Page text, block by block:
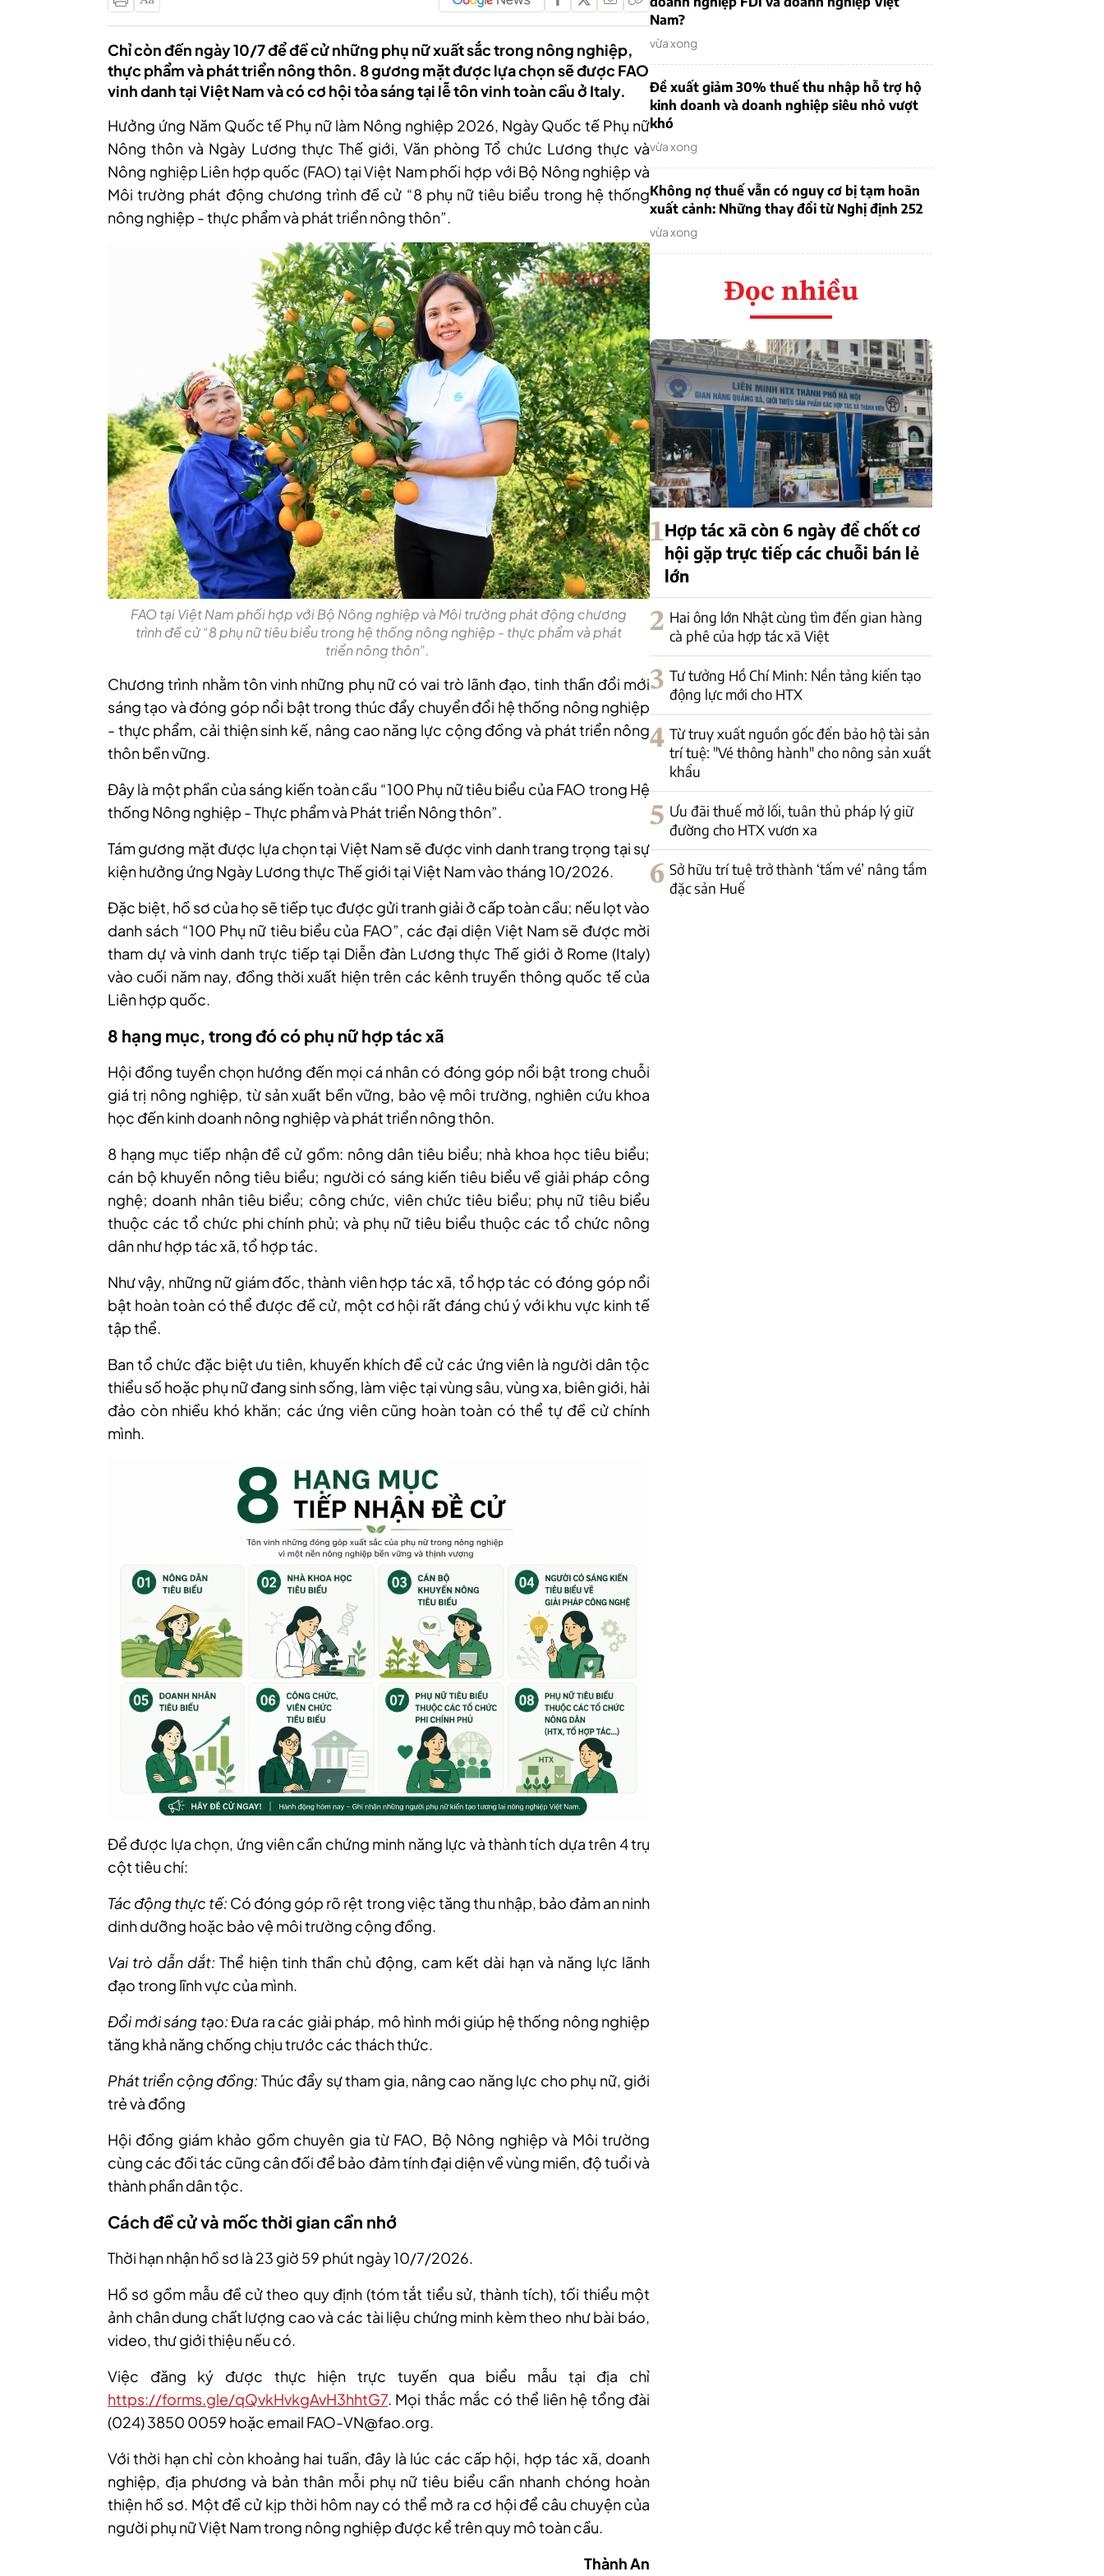
Chỉ còn đến ngày 10/7 để đề cử những phụ nữ xuất sắc trong nông nghiệp,
thực phẩm và phát triển nông thôn. 8 gương mặt được lựa chọn sẽ được FAO
vinh danh tại Việt Nam và có cơ hội tỏa sáng tại lễ tôn vinh toàn cầu ở Italy.
Hưởng ứng Năm Quốc tế Phụ nữ làm Nông nghiệp 2026, Ngày Quốc tế Phụ nữ
Nông thôn và Ngày Lương thực Thế giới, Văn phòng Tổ chức Lương thực và
Nông nghiệp Liên hợp quốc (FAO) tại Việt Nam phối hợp với Bộ Nông nghiệp và
Môi trường phát động chương trình đề cử “8 phụ nữ tiêu biểu trong hệ thống
nông nghiệp - thực phẩm và phát triển nông thôn”.
FAO tại Việt Nam phối hợp với Bộ Nông nghiệp và Môi trường phát động chương
trình đề cử “8 phụ nữ tiêu biểu trong hệ thống nông nghiệp - thực phẩm và phát
triển nông thôn”.
Chương trình nhằm tôn vinh những phụ nữ có vai trò lãnh đạo, tinh thần đổi mới
sáng tạo và đóng góp nổi bật trong thúc đẩy chuyển đổi hệ thống nông nghiệp
- thực phẩm, cải thiện sinh kế, nâng cao năng lực cộng đồng và phát triển nông
thôn bền vững.
Đây là một phần của sáng kiến toàn cầu “100 Phụ nữ tiêu biểu của FAO trong Hệ
thống Nông nghiệp - Thực phẩm và Phát triển Nông thôn”.
Tám gương mặt được lựa chọn tại Việt Nam sẽ được vinh danh trang trọng tại sự
kiện hưởng ứng Ngày Lương thực Thế giới tại Việt Nam vào tháng 10/2026.
Đặc biệt, hồ sơ của họ sẽ tiếp tục được gửi tranh giải ở cấp toàn cầu; nếu lọt vào
danh sách “100 Phụ nữ tiêu biểu của FAO”, các đại diện Việt Nam sẽ được mời
tham dự và vinh danh trực tiếp tại Diễn đàn Lương thực Thế giới ở Rome (Italy)
vào cuối năm nay, đồng thời xuất hiện trên các kênh truyền thông quốc tế của
Liên hợp quốc.
8 hạng mục, trong đó có phụ nữ hợp tác xã
Hội đồng tuyển chọn hướng đến mọi cá nhân có đóng góp nổi bật trong chuỗi
giá trị nông nghiệp, từ sản xuất bền vững, bảo vệ môi trường, nghiên cứu khoa
học đến kinh doanh nông nghiệp và phát triển nông thôn.
8 hạng mục tiếp nhận đề cử gồm: nông dân tiêu biểu; nhà khoa học tiêu biểu;
cán bộ khuyến nông tiêu biểu; người có sáng kiến tiêu biểu về giải pháp công
nghệ; doanh nhân tiêu biểu; công chức, viên chức tiêu biểu; phụ nữ tiêu biểu
thuộc các tổ chức phi chính phủ; và phụ nữ tiêu biểu thuộc các tổ chức nông
dân như hợp tác xã, tổ hợp tác.
Như vậy, những nữ giám đốc, thành viên hợp tác xã, tổ hợp tác có đóng góp nổi
bật hoàn toàn có thể được đề cử, một cơ hội rất đáng chú ý với khu vực kinh tế
tập thể.
Ban tổ chức đặc biệt ưu tiên, khuyến khích đề cử các ứng viên là người dân tộc
thiểu số hoặc phụ nữ đang sinh sống, làm việc tại vùng sâu, vùng xa, biên giới, hải
đảo còn nhiều khó khăn; các ứng viên cũng hoàn toàn có thể tự đề cử chính
mình.
Để được lựa chọn, ứng viên cần chứng minh năng lực và thành tích dựa trên 4 trụ
cột tiêu chí:
Tác động thực tế: Có đóng góp rõ rệt trong việc tăng thu nhập, bảo đảm an ninh
dinh dưỡng hoặc bảo vệ môi trường cộng đồng.
Vai trò dẫn dắt: Thể hiện tinh thần chủ động, cam kết dài hạn và năng lực lãnh
đạo trong lĩnh vực của mình.
Đổi mới sáng tạo:Đưa ra các giải pháp, mô hình mới giúp hệ thống nông nghiệp
tăng khả năng chống chịu trước các thách thức.
Phát triển cộng đồng: Thúc đẩy sự tham gia, nâng cao năng lực cho phụ nữ, giới
trẻ và đồng
Hội đồng giám khảo gồm chuyên gia từ FAO, Bộ Nông nghiệp và Môi trường
cùng các đối tác cũng cân đối để bảo đảm tính đại diện về vùng miền, độ tuổi và
thành phần dân tộc.
Cách đề cử và mốc thời gian cần nhớ
Thời hạn nhận hồ sơ là 23 giờ 59 phút ngày 10/7/2026.
Hồ sơ gồm mẫu đề cử theo quy định (tóm tắt tiểu sử, thành tích), tối thiểu một
ảnh chân dung chất lượng cao và các tài liệu chứng minh kèm theo như bài báo,
video, thư giới thiệu nếu có.
Việc đăng ký được thực hiện trực tuyến qua biểu mẫu tại địa chỉ
https://forms.gle/qQvkHvkgAvH3hhtG7. Mọi thắc mắc có thể liên hệ tổng đài
(024) 3850 0059 hoặc email FAO-VN@fao.org.
Với thời hạn chỉ còn khoảng hai tuần, đây là lúc các cấp hội, hợp tác xã, doanh
nghiệp, địa phương và bản thân mỗi phụ nữ tiêu biểu cần nhanh chóng hoàn
thiện hồ sơ. Một đề cử kịp thời hôm nay có thể mở ra cơ hội để câu chuyện của
người phụ nữ Việt Nam trong nông nghiệp được kể trên quy mô toàn cầu.
Thành An
Nam?
vừa xong
Đề xuất giảm 30% thuế thu nhập hỗ trợ hộ
kinh doanh và doanh nghiệp siêu nhỏ vượt
khó
vừa xong
Không nợ thuế vẫn có nguy cơ bị tạm hoãn
xuất cảnh: Những thay đổi từ Nghị định 252
vừa xong
Đọc nhiều
1Hợp tác xã còn 6 ngày để chốt cơ
hội gặp trực tiếp các chuỗi bán lẻ
lớn
2 Hai ông lớn Nhật cùng tìm đến gian hàng
cà phê của hợp tác xã Việt
3 Tư tưởng Hồ Chí Minh: Nền tảng kiến tạo
động lực mới cho HTX
4 Từ truy xuất nguồn gốc đến bảo hộ tài sản
trí tuệ: "Vé thông hành" cho nông sản xuất
khẩu
5 Ưu đãi thuế mở lối, tuân thủ pháp lý giữ
đường cho HTX vươn xa
6 Sở hữu trí tuệ trở thành ‘tấm vé’ nâng tầm
đặc sản Huế